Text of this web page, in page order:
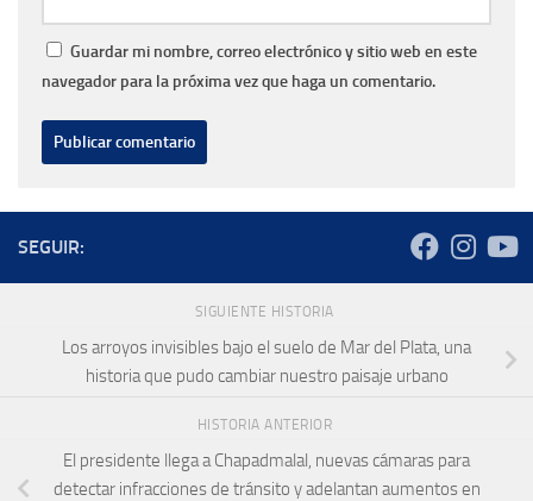
Guardar mi nombre, correo electrónico y sitio web en este
navegador para la próxima vez que haga un comentario.
SEGUIR:
SIGUIENTE HISTORIA
Los arroyos invisibles bajo el suelo de Mar del Plata, una
historia que pudo cambiar nuestro paisaje urbano
HISTORIA ANTERIOR
El presidente llega a Chapadmalal, nuevas cámaras para
detectar infracciones de tránsito y adelantan aumentos en